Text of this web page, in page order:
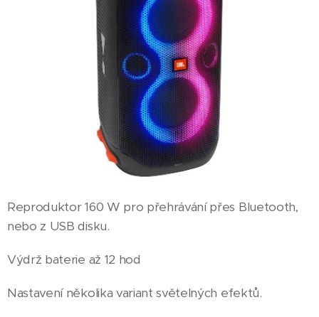
Reproduktor 160 W pro přehrávání přes Bluetooth,
nebo z USB disku.
Výdrž baterie až 12 hod
Nastavení několika variant světelných efektů.